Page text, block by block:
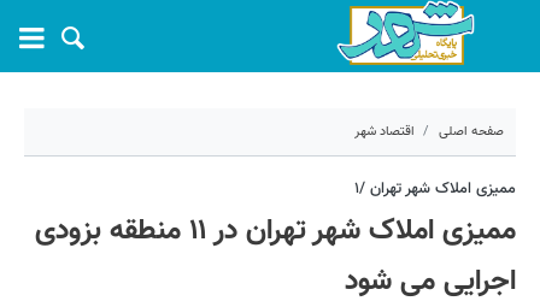
صفحه اصلی اقتصاد شهر
۱۴ دی ۱۳۹۹ - ۱۰:۱۷
کد مطلب:7563
ممیزی املاک شهر تهران /۱
ممیزی املاک شهر تهران در ۱۱ منطقه بزودی
اجرایی می شود